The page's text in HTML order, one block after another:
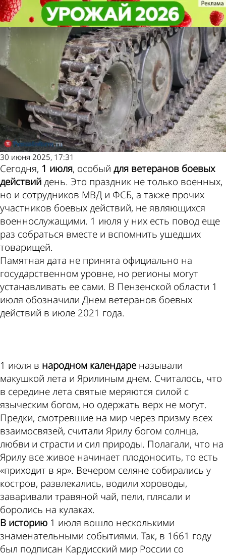
1 июля - День ветеранов боевых
действий
Не забудь!
30 июня 2025, 17:31
Сегодня, 1 июля, особый для ветеранов боевых
действийдень. Это праздник не только военных,
но и сотрудников МВД и ФСБ, а также прочих
участников боевых действий, не являющихся
военнослужащими. 1 июля у них есть повод еще
раз собраться вместе и вспомнить ушедших
товарищей.
Памятная дата не принята официально на
государственном уровне, но регионы могут
устанавливать ее сами. В Пензенской области 1
июля обозначили Днем ветеранов боевых
действий в июле 2021 года.
1 июля в народном календареназывали
макушкой лета и Ярилиным днем. Считалось, что
в середине лета святые меряются силой с
языческим богом, но одержать верх не могут.
Предки, смотревшие на мир через призму всех
взаимосвязей, считали Ярилу богом солнца,
любви и страсти и сил природы. Полагали, что на
Ярилу все живое начинает плодоносить, то есть
«приходит в яр». Вечером селяне собирались у
костров, развлекались, водили хороводы,
заваривали травяной чай, пели, плясали и
боролись на кулаках.
В историю 1 июля вошло несколькими
знаменательными событиями. Так, в 1661 году
был подписан Кардисский мир России со
1 июля - День ветеранов боевых
действий
Не забудь!
Погода и курсы валют в
Пензе